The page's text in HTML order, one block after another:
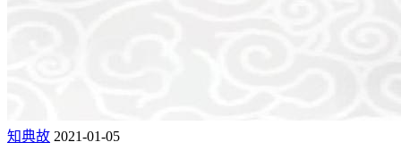
知典故 2021-01-05